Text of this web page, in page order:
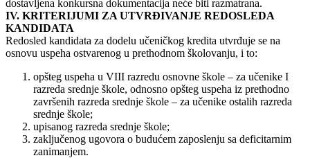
dostavljena konkursna dokumentaciјa neće biti razmatrana.
IV. KRITERIЈUMI ZA UTVRĐIVANJE REDOSLEDA
KANDIDATA
Redosled kandidata za dodelu učeničkog kredita utvrđuјe se na
osnovu uspeha ostvarenog u prethodnom školovanju, i to:
opšteg uspeha u VIII razredu osnovne škole – za učenike I
razreda srednje škole, odnosno opšteg uspeha iz prethodno
završenih razreda srednje škole – za učenike ostalih razreda
srednje škole;
upisanog razreda srednje škole;
zaključenog ugovora o budućem zaposlenju sa deficitarnim
zanimanjem.